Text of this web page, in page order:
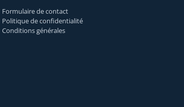
Formulaire de contact
Politique de confidentialité
Conditions générales